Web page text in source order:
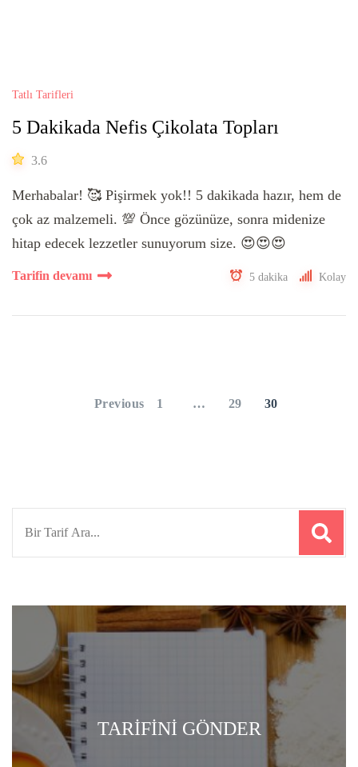
Tatlı Tarifleri
5 Dakikada Nefis Çikolata Topları
3.6
Merhabalar! 🥰 Pişirmek yok!! 5 dakikada hazır, hem de
çok az malzemeli. 💯 Önce gözünüze, sonra midenize
hitap edecek lezzetler sunuyorum size. 😍😍😍
Tarifin devamı 5 dakika Kolay
sayfalaması
Previous PAGE
1 … PAGE
29 PAGE
30
TARİFİNİ GÖNDER